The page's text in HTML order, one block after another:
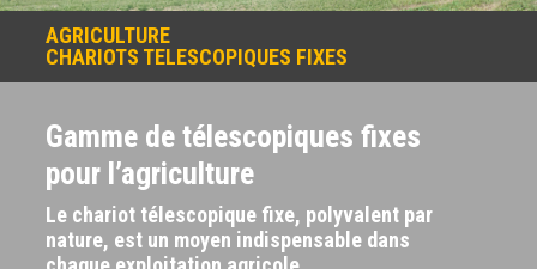
AGRICULTURE
CHARIOTS TELESCOPIQUES FIXES
Gamme de télescopiques fixes
pour l’agriculture
Le chariot télescopique fixe, polyvalent par
nature, est un moyen indispensable dans